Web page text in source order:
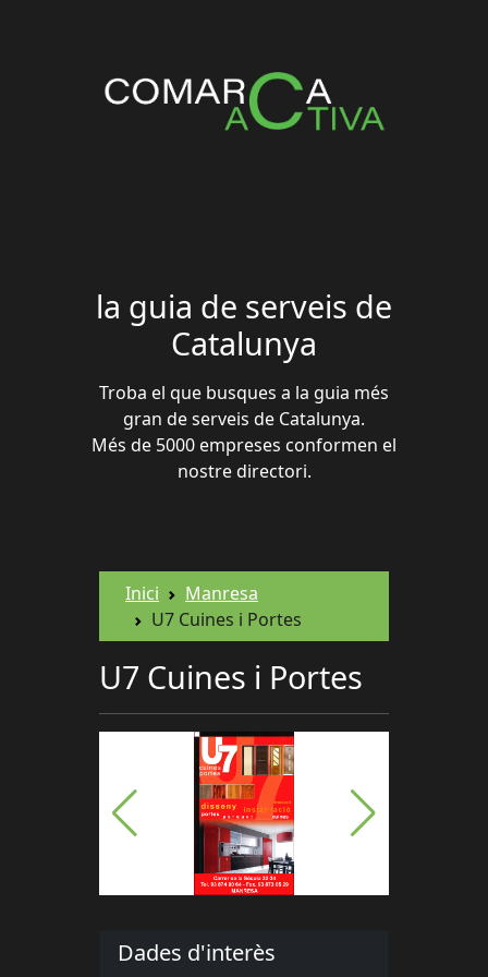
la guia de serveis de
Catalunya
Troba el que busques a la guia més
gran de serveis de Catalunya.
Més de 5000 empreses conformen el
nostre directori.
Inici
Manresa
U7 Cuines i Portes
U7 Cuines i Portes
Dades d'interès